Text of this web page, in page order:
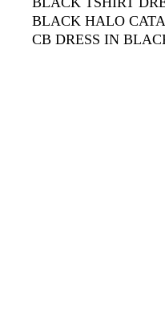
BLACK HALO
CB DRESS IN